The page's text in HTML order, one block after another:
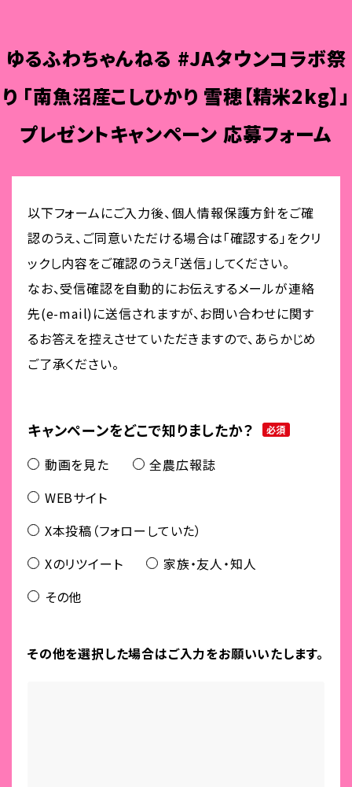
ゆるふわちゃんねる #JAタウンコラボ祭
り 「南魚沼産こしひかり 雪穂【精米2kg】」
プレゼントキャンペーン 応募フォーム
以下フォームにご入力後、個人情報保護方針をご確
認のうえ、ご同意いただける場合は「確認する」をクリ
ックし内容をご確認のうえ「送信」してください。
なお、受信確認を自動的にお伝えするメールが連絡
先(e-mail)に送信されますが、お問い合わせに関す
るお答えを控えさせていただきますので、あらかじめ
ご了承ください。
キャンペーンをどこで知りましたか？ 必須
動画を見た
全農広報誌
WEBサイト
X本投稿（フォローしていた）
Xのリツイート
家族・友人・知人
その他
その他を選択した場合はご入力をお願いいたします。